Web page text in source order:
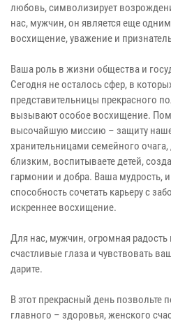
любовь, символизирует
нас, мужчин, он является еще
восхищение, уважение и
Ваша роль в жизни общества и
Сегодня не осталось сфер, в
представительницы прекрасного
вызывают особое восхищение.
высочайшую миссию – защиту
хранительницами семейного очага,
близким, воспитываете детей,
гармонии и добра. Ваша мудрость,
способность сочетать карьеру с
искреннее восхищение.
Для нас, мужчин, огромная
счастливые глаза и чувствовать
дарите.
В этот прекрасный день позвольте
главного – здоровья, женского